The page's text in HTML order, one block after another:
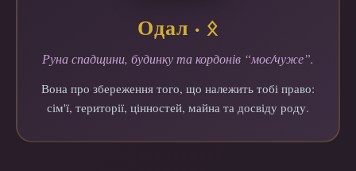
Одал · ᛟ
Руна спадщини, будинку та кордонів “моє/чуже”.
Вона про збереження того, що належить тобі право:
сім'ї, території, цінностей, майна та досвіду роду.